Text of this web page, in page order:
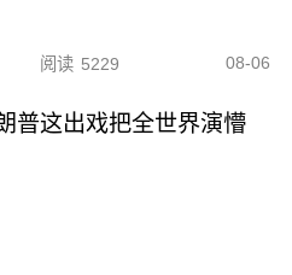
阅读 5229 08-06
普这出戏把全世界演懵